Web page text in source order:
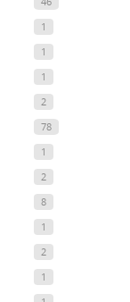
1
1
1
2
78
1
2
8
1
2
1